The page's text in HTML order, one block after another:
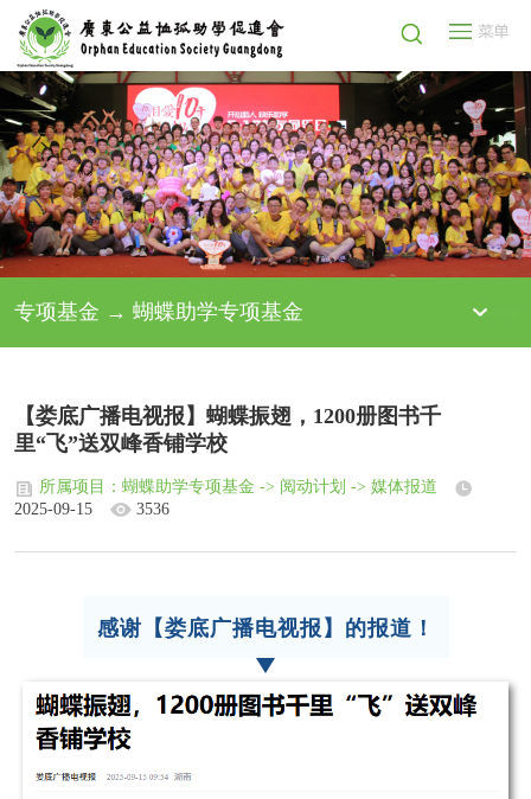
专项基金 → 蝴蝶助学专项基金
【娄底广播电视报】蝴蝶振翅，1200册图书千
里“飞”送双峰香铺学校
所属项目：蝴蝶助学专项基金 -> 阅动计划 -> 媒体报道
2025-09-15
3536
感谢【娄底广播电视报】的报道！